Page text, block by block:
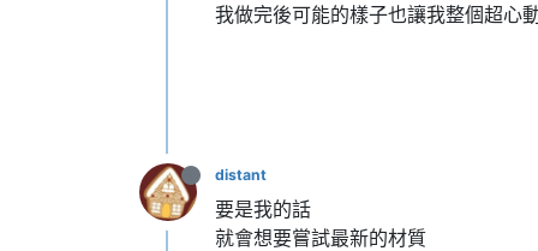
我做完後可能的樣子也讓我整個超心
distant
要是我的話
就會想要嘗試最新的材質